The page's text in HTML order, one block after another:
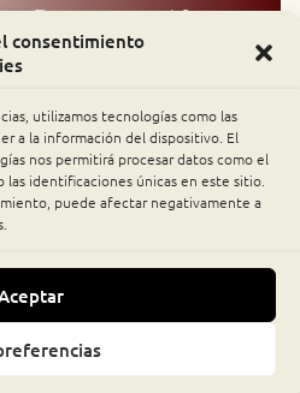
consentimiento
utilizamos tecnologías como las
a la información del dispositivo. El
nos permitirá procesar datos como el
identificaciones únicas en este sitio.
puede afectar negativamente a
Readers / Index
MÓNICA NGALVÁN · ALL
RESERVED.